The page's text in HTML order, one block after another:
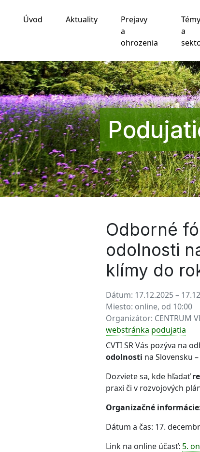
Používame cookies
funkčnosti webovej stránky,pre lepší zážitok na
zobrazovanie reklám ktoré sú pre vás
Súhlasím Odmietam Zmeniť moje
Úvod Aktuality
Prejavy
a
ohrozenia
Témy
a
Odborné
odolnosti
klímy do
Dátum: 17.12.2025 –
Miesto: online, od 10:00
Organizátor: CENTRUM
webstránka podujatia
CVTI SR Vás pozýva na
odolnosti na Slovensku
Dozviete sa, kde hľadať
praxi či v rozvojových
Organizačné
Dátum a čas: 17.
Link na online účasť: 5.